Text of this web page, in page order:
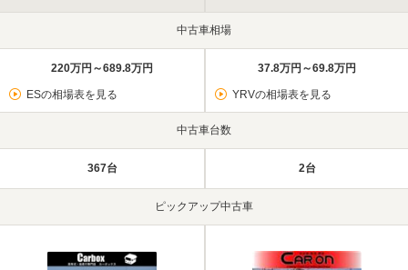
中古車相場
220万円～689.8万円
ESの相場表を見る
37.8万円～69.8万円
YRVの相場表を見る
中古車台数
367台 2台
ピックアップ中古車